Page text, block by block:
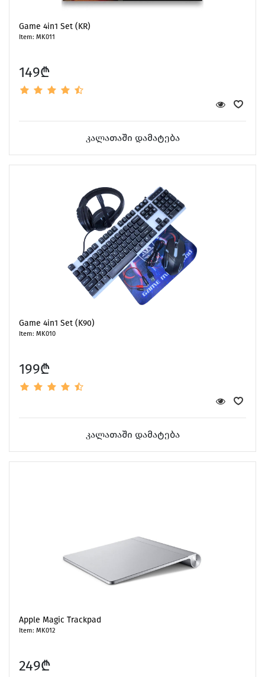
Game 4in1 Set (KR)
Item: MK011
149₾
კალათაში დამატება
Game 4in1 Set (K90)
Item: MK010
199₾
კალათაში დამატება
Apple Magic Trackpad
Item: MK012
249₾